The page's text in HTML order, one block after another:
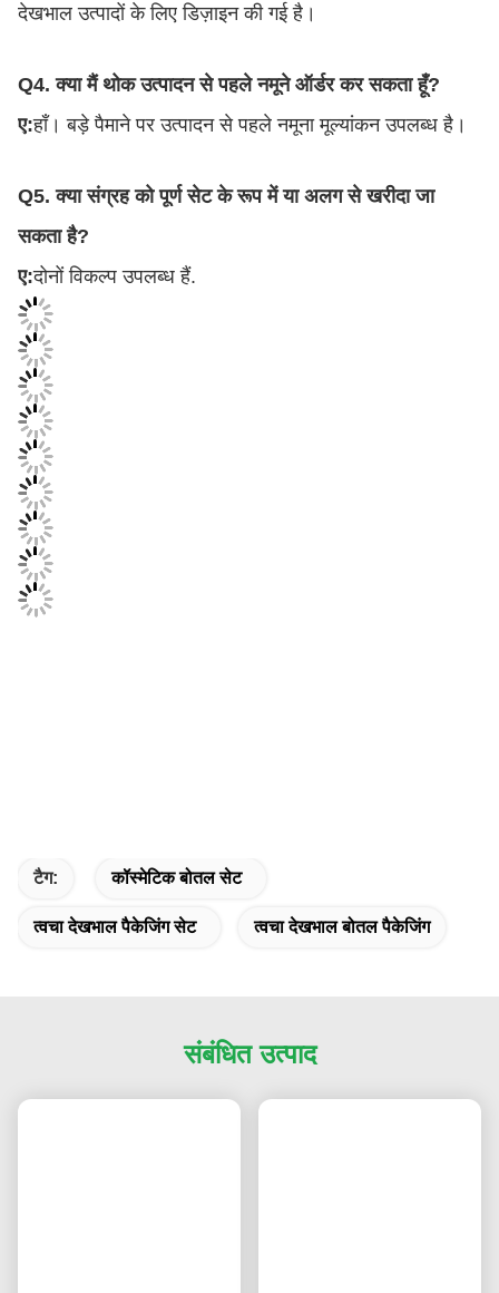
देखभाल उत्पादों के लिए डिज़ाइन की गई है।
Q4. क्या मैं थोक उत्पादन से पहले नमूने ऑर्डर कर सकता हूँ?
ए:हाँ। बड़े पैमाने पर उत्पादन से पहले नमूना मूल्यांकन उपलब्ध है।
Q5. क्या संग्रह को पूर्ण सेट के रूप में या अलग से खरीदा जा
सकता है?
ए:दोनों विकल्प उपलब्ध हैं.